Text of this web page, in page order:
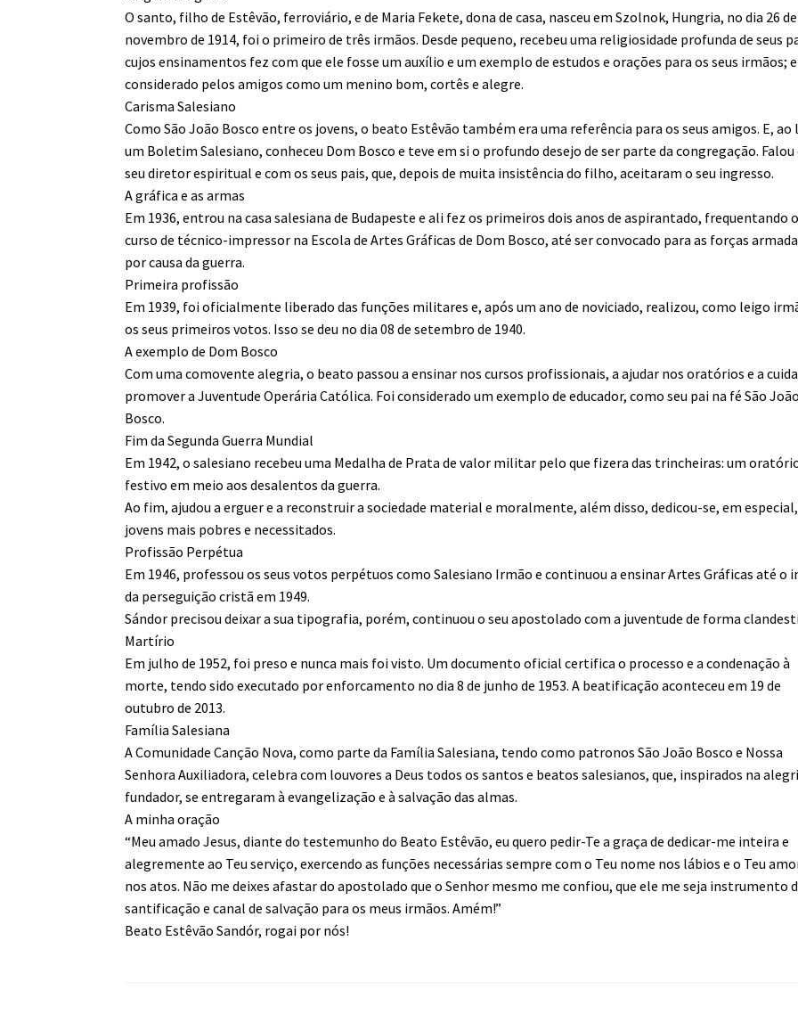
O santo, filho de Estêvão, ferroviário, e de Maria Fekete, dona de casa, nasceu em Szolnok, Hungria, no dia 26 de
novembro de 1914, foi o primeiro de três irmãos. Desde pequeno, recebeu uma religiosidade profunda de seus
cujos ensinamentos fez com que ele fosse um auxílio e um exemplo de estudos e orações para os seus irmãos;
considerado pelos amigos como um menino bom, cortês e alegre.
Carisma Salesiano
Como São João Bosco entre os jovens, o beato Estêvão também era uma referência para os seus amigos. E, ao
um Boletim Salesiano, conheceu Dom Bosco e teve em si o profundo desejo de ser parte da congregação. Falou
seu diretor espiritual e com os seus pais, que, depois de muita insistência do filho, aceitaram o seu ingresso.
A gráfica e as armas
Em 1936, entrou na casa salesiana de Budapeste e ali fez os primeiros dois anos de aspirantado, frequentando o
curso de técnico-impressor na Escola de Artes Gráficas de Dom Bosco, até ser convocado para as forças
por causa da guerra.
Primeira profissão
Em 1939, foi oficialmente liberado das funções militares e, após um ano de noviciado, realizou, como leigo
os seus primeiros votos. Isso se deu no dia 08 de setembro de 1940.
A exemplo de Dom Bosco
Com uma comovente alegria, o beato passou a ensinar nos cursos profissionais, a ajudar nos oratórios e a
promover a Juventude Operária Católica. Foi considerado um exemplo de educador, como seu pai na fé São João
Bosco.
Fim da Segunda Guerra Mundial
Em 1942, o salesiano recebeu uma Medalha de Prata de valor militar pelo que fizera das trincheiras: um
festivo em meio aos desalentos da guerra.
Ao fim, ajudou a erguer e a reconstruir a sociedade material e moralmente, além disso, dedicou-se, em
jovens mais pobres e necessitados.
Profissão Perpétua
Em 1946, professou os seus votos perpétuos como Salesiano Irmão e continuou a ensinar Artes Gráficas até o
da perseguição cristã em 1949.
Sándor precisou deixar a sua tipografia, porém, continuou o seu apostolado com a juventude de forma
Martírio
Em julho de 1952, foi preso e nunca mais foi visto. Um documento oficial certifica o processo e a condenação à
morte, tendo sido executado por enforcamento no dia 8 de junho de 1953. A beatificação aconteceu em 19 de
outubro de 2013.
Família Salesiana
A Comunidade Canção Nova, como parte da Família Salesiana, tendo como patronos São João Bosco e Nossa
Senhora Auxiliadora, celebra com louvores a Deus todos os santos e beatos salesianos, que, inspirados na
fundador, se entregaram à evangelização e à salvação das almas.
A minha oração
“Meu amado Jesus, diante do testemunho do Beato Estêvão, eu quero pedir-Te a graça de dedicar-me inteira e
alegremente ao Teu serviço, exercendo as funções necessárias sempre com o Teu nome nos lábios e o Teu
nos atos. Não me deixes afastar do apostolado que o Senhor mesmo me confiou, que ele me seja instrumento
santificação e canal de salvação para os meus irmãos. Amém!”
Beato Estêvão Sandór, rogai por nós!